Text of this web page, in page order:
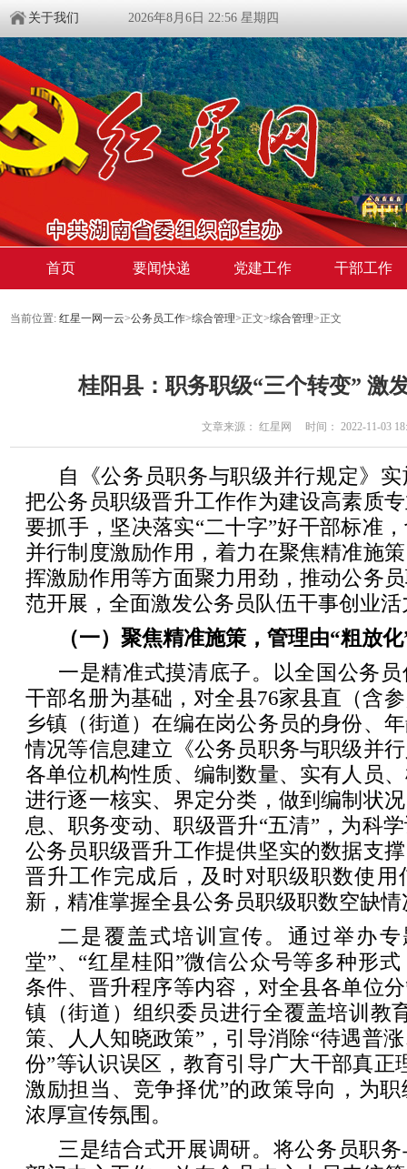
关于我们 2026年8月6日 22:56 星期四
首页 要闻快递 党建工作 干部工作
当前位置: 红星一网一云>公务员工作>综合管理>正文>综合管理>正文
桂阳县：职务职级“三个转变” 激
文章来源： 红星网 时间： 2022-11-03
自《公务员职务与职级并行规定》
把公务员职级晋升工作作为建设高素质
要抓手，坚决落实“二十字”好干部标准
并行制度激励作用，着力在聚焦精准施
挥激励作用等方面聚力用劲，推动公务
范开展，全面激发公务员队伍干事创业活
（一）聚焦精准施策，管理由“粗放
一是精准式摸清底子。以全国公务
干部名册为基础，对全县76家县直（含
乡镇（街道）在编在岗公务员的身份、
情况等信息建立《公务员职务与职级并
各单位机构性质、编制数量、实有人员
进行逐一核实、界定分类，做到编制状
息、职务变动、职级晋升“五清”，为科
公务员职级晋升工作提供坚实的数据支
晋升工作完成后，及时对职级职数使用
新，精准掌握全县公务员职级职数空缺情
二是覆盖式培训宣传。通过举办
堂”、“红星桂阳”微信公众号等多种形
条件、晋升程序等内容，对全县各单位
镇（街道）组织委员进行全覆盖培训教
策、人人知晓政策”，引导消除“待遇普
份”等认识误区，教育引导广大干部真正
激励担当、竞争择优”的政策导向，为
浓厚宣传氛围。
三是结合式开展调研。将公务员职